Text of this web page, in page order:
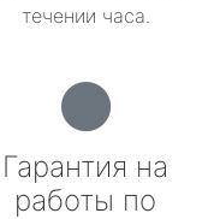
течении часа.
Гарантия на
работы по